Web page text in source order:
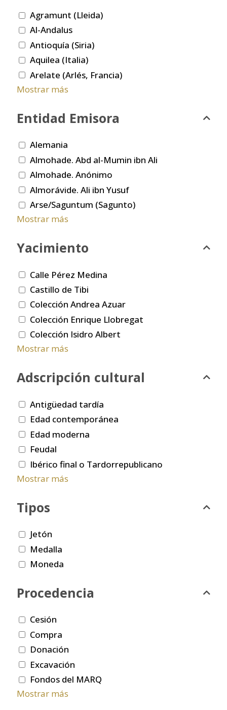
Agramunt (Lleida)
Al-Andalus
Antioquía (Siria)
Aquilea (Italia)
Arelate (Arlés, Francia)
Mostrar más
Entidad Emisora
Alemania
Almohade. Abd al-Mumin ibn Ali
Almohade. Anónimo
Almorávide. Ali ibn Yusuf
Arse/Saguntum (Sagunto)
Mostrar más
Yacimiento
Calle Pérez Medina
Castillo de Tibi
Colección Andrea Azuar
Colección Enrique Llobregat
Colección Isidro Albert
Mostrar más
Adscripción cultural
Antigüedad tardía
Edad contemporánea
Edad moderna
Feudal
Ibérico final o Tardorrepublicano
Mostrar más
Tipos
Jetón
Medalla
Moneda
Procedencia
Cesión
Compra
Donación
Excavación
Fondos del MARQ
Mostrar más